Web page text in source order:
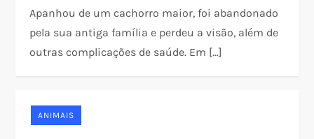
Apanhou de um cachorro maior, foi abandonado
pela sua antiga família e perdeu a visão, além de
outras complicações de saúde. Em […]
ANIMAIS